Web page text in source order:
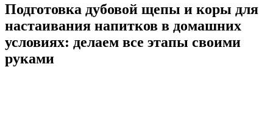
Подготовка дубовой щепы и коры для
настаивания напитков в домашних
условиях: делаем все этапы своими
руками